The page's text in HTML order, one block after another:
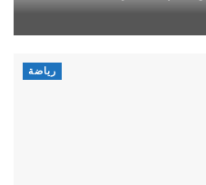
رياضة